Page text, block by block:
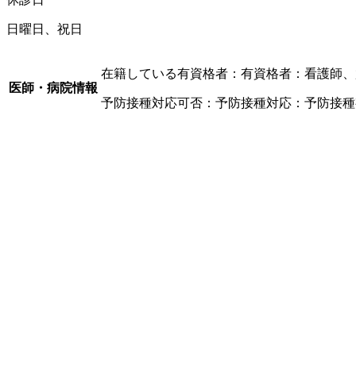
日曜日、祝日
医師・病院情報
在籍している有資格者：有資格者：看護師
予防接種対応可否：予防接種対応：予防接